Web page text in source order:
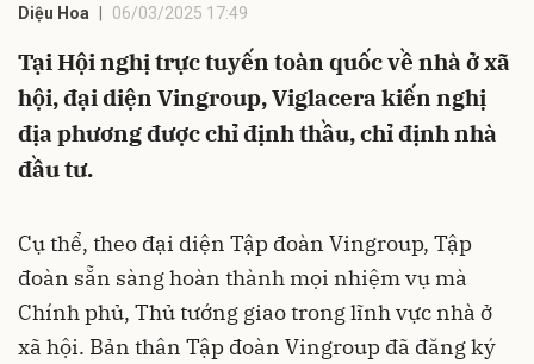
Diệu Hoa 06/03/2025 17:49
Tại Hội nghị trực tuyến toàn quốc về nhà ở xã
hội, đại diện Vingroup, Viglacera kiến nghị
địa phương được chỉ định thầu, chỉ định nhà
đầu tư.
Cụ thể, theo đại diện Tập đoàn Vingroup, Tập
đoàn sẵn sàng hoàn thành mọi nhiệm vụ mà
Chính phủ, Thủ tướng giao trong lĩnh vực nhà ở
xã hội. Bản thân Tập đoàn Vingroup đã đăng ký
Hủy